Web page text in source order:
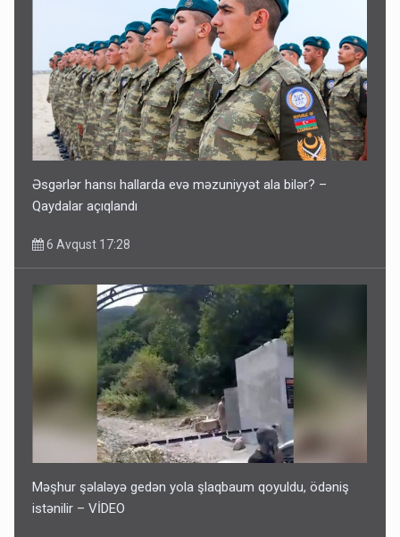
Əsgərlər hansı hallarda evə məzuniyyət ala bilər? –
Qaydalar açıqlandı
6 Avqust 17:28
Məşhur şəlaləyə gedən yola şlaqbaum qoyuldu, ödəniş
istənilir – VİDEO